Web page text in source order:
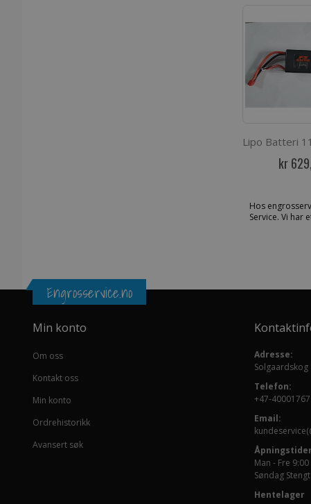
kr
Hos
Service. Vi har
Engrosservice.no
Min konto
Om oss
Kontakt oss
Min konto
Ordrehistorikk
Avansert søk
Adresse:
Solgaardskog
Telefon:
+47-40001767
Email:
Man - Fre
Søndag Stengt
Hentelager